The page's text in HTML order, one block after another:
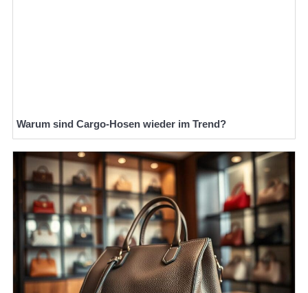
Warum sind Cargo-Hosen wieder im Trend?